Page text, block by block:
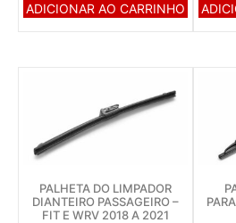
ADICIONAR AO CARRINHO
PALHETA DO LIMPADOR
DIANTEIRO PASSAGEIRO –
FIT E WRV 2018 A 2021